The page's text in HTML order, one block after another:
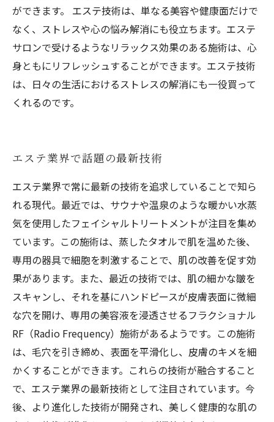
ができます。 エステ技術は、単なる美容や健康面だけで
なく、ストレスや心の悩み解消にも役立ちます。エステ
サロンで受けるようなリラックス効果のある施術は、心
身ともにリフレッシュすることができます。エステ技術
は、日々の生活におけるストレスの解消にも一役買って
くれるのです。
エステ業界で話題の最新技術
エステ業界で常に最新の技術を追求していることで知ら
れる現代。最近では、サウナや温泉のような暖かい水蒸
気を使用したフェイシャルトリートメントが注目を集め
ています。この施術は、蒸したタオルで肌を温めた後、
専用の器具で細胞を刺激することで、肌の改善を促す効
果があります。また、最近の技術では、肌の細かな皺を
スキャンし、それを基にハンドピースが皮膚表面に微細
な穴を開け、専用の美容液を浸透させるフラクショナル
RF（Radio Frequency）施術があるようです。この施術
は、毛穴を引き締め、表面を平滑化し、皮膚のキメを細
かくすることができます。これらの技術が融合すること
で、エステ業界の最新技術として注目されています。今
後、より進化した技術が開発され、美しく健康的な肌の